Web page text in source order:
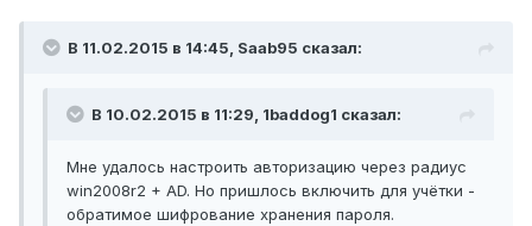
В 11.02.2015 в 14:45, Saab95 сказал:
В 10.02.2015 в 11:29, 1baddog1 сказал:
Мне удалось настроить авторизацию через радиус
win2008r2 + AD. Но пришлось включить для учётки -
обратимое шифрование хранения пароля.